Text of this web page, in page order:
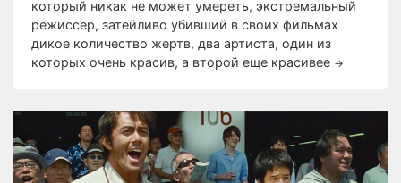
который никак не может умереть, экстремальный
режиссер, затейливо убивший в своих фильмах
дикое количество жертв, два артиста, один из
которых очень красив, а второй еще красивее →